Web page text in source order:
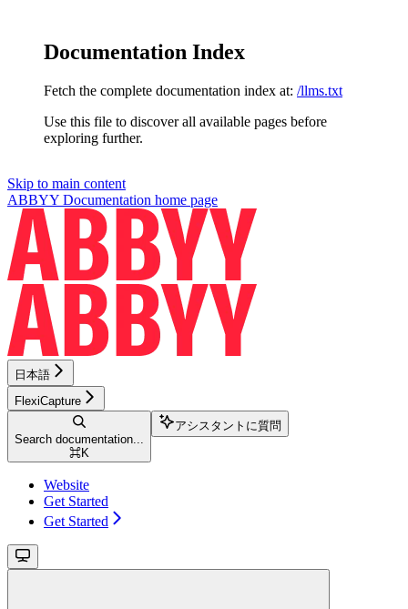
Documentation Index
Fetch the complete documentation index at: /llms.txt
Use this file to discover all available pages before
exploring further.
Skip to main content
ABBYY Documentation home page
日本語
FlexiCapture
Search documentation...
⌘K
アシスタントに質問
Website
Get Started
Get Started